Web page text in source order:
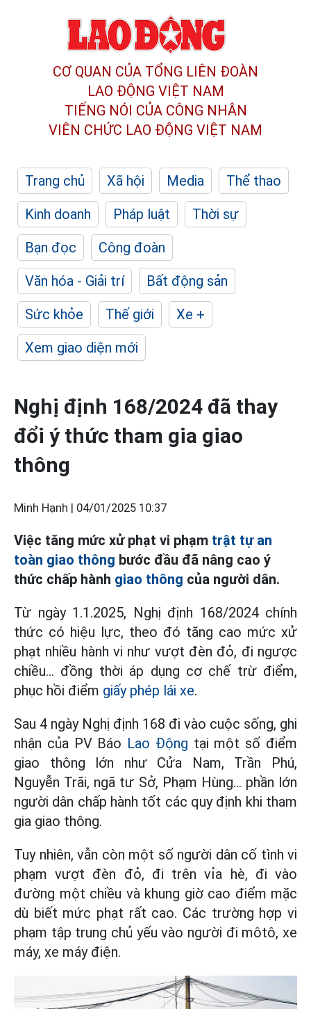
CƠ QUAN CỦA TỔNG LIÊN ĐOÀN
LAO ĐỘNG VIỆT NAM
TIẾNG NÓI CỦA CÔNG NHÂN
VIÊN CHỨC LAO ĐỘNG VIỆT NAM
Trang chủ Xã hội Media
Thể thao
Kinh doanh
Pháp luật
Thời sự
Bạn đọc
Công đoàn
Văn hóa - Giải trí
Bất động sản
Sức khỏe
Thế giới
Xe +
Xem giao diện mới
Nghị định 168/2024 đã thay
đổi ý thức tham gia giao
thông
Minh Hạnh | 04/01/2025 10:37
Việc tăng mức xử phạt vi phạm trật tự an
toàn giao thông bước đầu đã nâng cao ý
thức chấp hành giao thông của người dân.
Từ ngày 1.1.2025, Nghị định 168/2024 chính
thức có hiệu lực, theo đó tăng cao mức xử
phạt nhiều hành vi như vượt đèn đỏ, đi ngược
chiều... đồng thời áp dụng cơ chế trừ điểm,
phục hồi điểm giấy phép lái xe.
Sau 4 ngày Nghị định 168 đi vào cuộc sống, ghi
nhận của PV Báo Lao Động tại một số điểm
giao thông lớn như Cửa Nam, Trần Phú,
Nguyễn Trãi, ngã tư Sở, Phạm Hùng… phần lớn
người dân chấp hành tốt các quy định khi tham
gia giao thông.
Tuy nhiên, vẫn còn một số người dân cố tình vi
phạm vượt đèn đỏ, đi trên vỉa hè, đi vào
đường một chiều và khung giờ cao điểm mặc
dù biết mức phạt rất cao. Các trường hợp vi
phạm tập trung chủ yếu vào người đi môtô, xe
máy, xe máy điện.